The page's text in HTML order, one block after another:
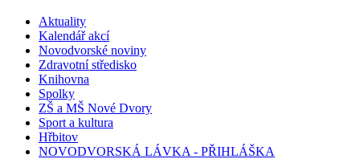
Aktuality
Kalendář akcí
Novodvorské noviny
Zdravotní středisko
Knihovna
Spolky
ZŠ a MŠ Nové Dvory
Sport a kultura
Hřbitov
NOVODVORSKÁ LÁVKA - PŘIHLÁŠKA